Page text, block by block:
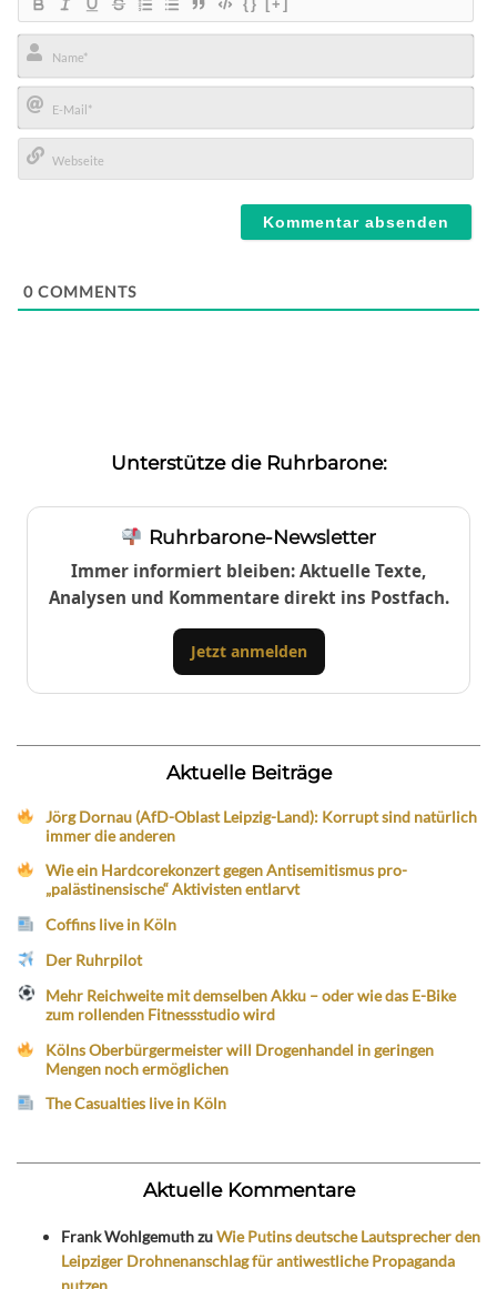
{} [+]
Name*
E-
Mail*
0 COMMENTS
Unterstütze die Ruhrbarone:
Ruhrbarone-Newsletter
Immer informiert bleiben: Aktuelle Texte,
Analysen und Kommentare direkt ins Postfach.
Jetzt anmelden
Aktuelle Beiträge
Jörg Dornau (AfD-Oblast Leipzig-Land): Korrupt sind natürlich
immer die anderen
Wie ein Hardcorekonzert gegen Antisemitismus pro-
„palästinensische“ Aktivisten entlarvt
Coffins live in Köln
Der Ruhrpilot
Mehr Reichweite mit demselben Akku – oder wie das E-Bike
zum rollenden Fitnessstudio wird
Kölns Oberbürgermeister will Drogenhandel in geringen
Mengen noch ermöglichen
The Casualties live in Köln
Aktuelle Kommentare
Frank WohlgemuthzuWie Putins deutsche Lautsprecher den
Leipziger Drohnenanschlag für antiwestliche Propaganda